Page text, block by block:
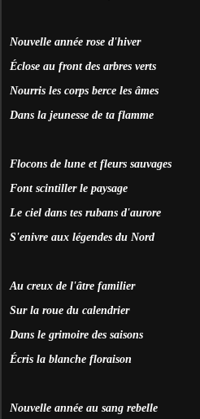
Nouvelle année rose d'hiver
Éclose au front des arbres verts
Nourris les corps berce les âmes
Dans la jeunesse de ta flamme
Flocons de lune et fleurs sauvages
Font scintiller le paysage
Le ciel dans tes rubans d'aurore
S'enivre aux légendes du Nord
Au creux de l'âtre familier
Sur la roue du calendrier
Dans le grimoire des saisons
Écris la blanche floraison
Nouvelle année au sang rebelle